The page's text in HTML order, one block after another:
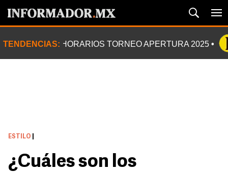
TENDENCIAS: HORARIOS TORNEO APERTURA 2025
ESTILO
¿Cuáles son los